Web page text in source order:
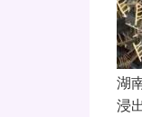
湖
浸